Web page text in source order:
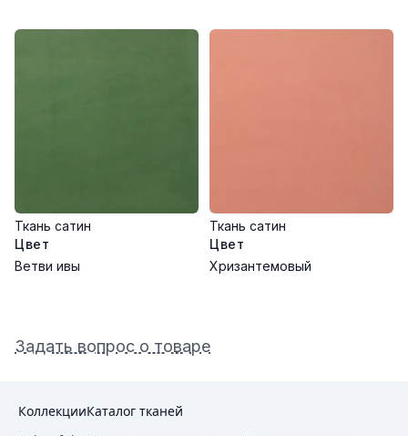
Ткань сатин
Цвет
Ветви ивы
Ткань сатин
Цвет
Хризантемовый
Задать вопрос о товаре
КоллекцииКаталог тканей